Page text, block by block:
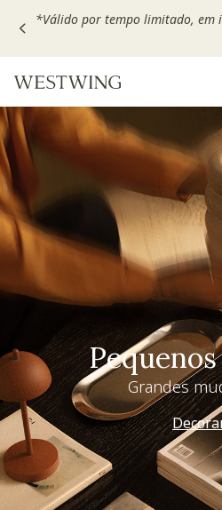
Escolha seu VOUCHER e ganhe
Grandes